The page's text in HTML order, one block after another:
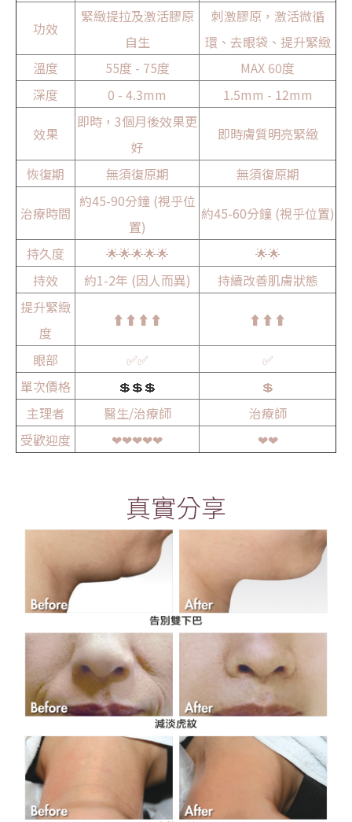
功效
緊緻提拉及激活膠原
自生
刺激膠原，激活微循
環、去眼袋、提升緊緻
溫度
55度 - 75度
MAX 60度
深度
0 - 4.3mm 1.5mm - 12mm
效果
即時，3個月後效果更
好
即時膚質明亮緊緻
恢復期 無須復原期 無須復原期
治療時間
約45-90分鐘 (視乎位
置)
約45-60分鐘 (視乎位置)
持久度 🌟🌟🌟🌟🌟
🌟🌟
持效
約1-2年 (因人而異)
持續改善肌膚狀態
提升緊緻
度
⬆️⬆️⬆️⬆️ ⬆️⬆️⬆️
眼部 ✅✅
✅
單次價格
💲💲💲
💲
主理者
醫生/治療師
治療師
受歡迎度
❤❤❤❤❤ ❤❤
真實分享